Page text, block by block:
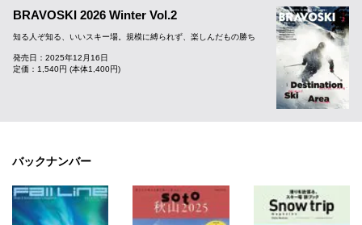
BRAVOSKI 2026 Winter Vol.2
知る人ぞ知る、いいスキー場。規模に縛られず、楽しんだもの勝ち
発売日：2025年12月16日
定価：1,540円 (本体1,400円)
バックナンバー